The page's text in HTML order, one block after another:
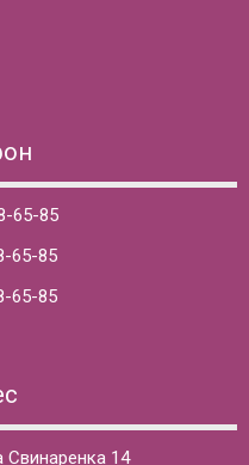
65-85
65-85
65-85
Свинаренка 14